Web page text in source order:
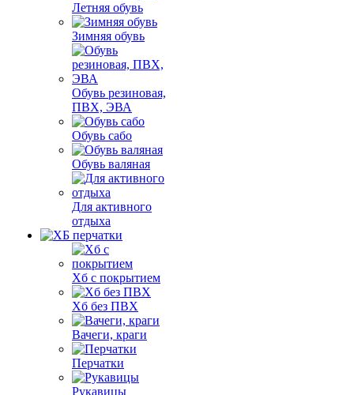
Летняя обувь
Зимняя обувь
Обувь резиновая,
ПВХ, ЭВА
Обувь сабо
Обувь валяная
Для активного
отдыха
Хб с покрытием
Хб без ПВХ
Вачеги, краги
Перчатки
Рукавицы